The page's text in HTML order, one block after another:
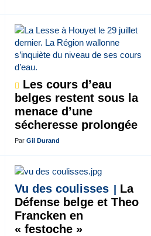
Les cours d’eau
belges restent sous la
menace d’une
sécheresse prolongée
ParGil Durand
Vu des coulisses
La
Défense belge et Theo
Francken en
« festoche »